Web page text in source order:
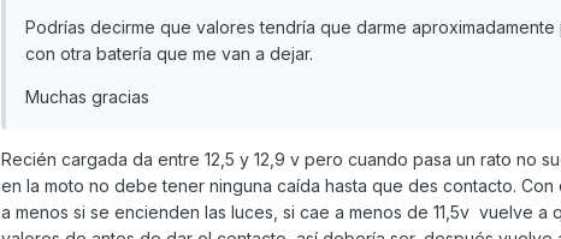
Podrías decirme que valores tendría que darme aproximadamente
con otra batería que me van a dejar.
Muchas gracias
Recién cargada da entre 12,5 y 12,9 v pero cuando pasa un rato no
en la moto no debe tener ninguna caída hasta que des contacto.
a menos si se encienden las luces, si cae a menos de 11,5v vuelve